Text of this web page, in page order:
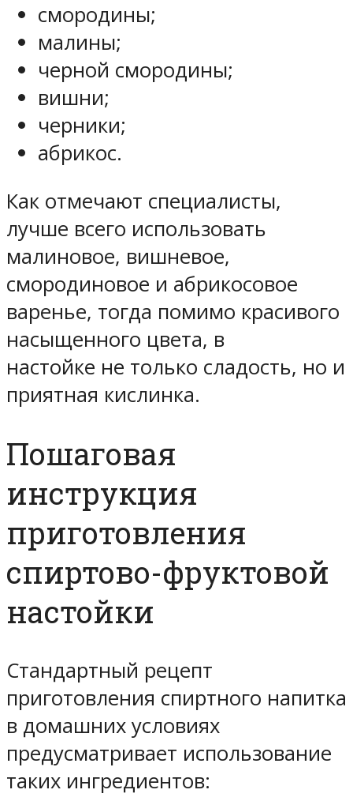
смородины;
малины;
черной смородины;
вишни;
черники;
абрикос.
Как отмечают специалисты,
лучше всего использовать
малиновое, вишневое,
смородиновое и абрикосовое
варенье, тогда помимо красивого
насыщенного цвета, в
настойке не только сладость, но и
приятная кислинка.
Пошаговая
инструкция
приготовления
спиртово-фруктовой
настойки
Стандартный рецепт
приготовления спиртного напитка
в домашних условиях
предусматривает использование
таких ингредиентов: